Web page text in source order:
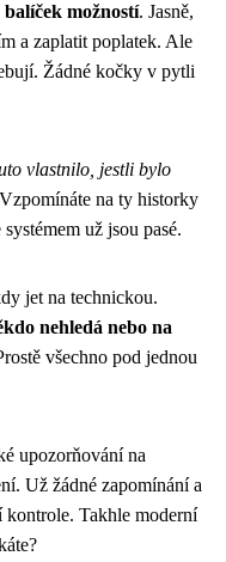
možností. Jasně,
a zaplatit poplatek. Ale
Žádné kočky v pytli
vlastnilo, jestli bylo
na ty historky
už jsou pasé.
jet na technickou.
nehledá nebo na
všechno pod jednou
upozorňování na
Už žádné zapomínání a
Takhle moderní